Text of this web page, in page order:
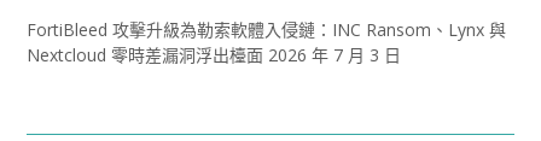
FortiBleed 攻擊升級為勒索軟體入侵鏈：INC Ransom、Lynx 與
Nextcloud 零時差漏洞浮出檯面 2026 年 7 月 3 日